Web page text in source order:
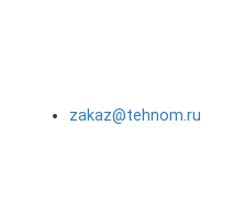
zakaz@tehnom.ru